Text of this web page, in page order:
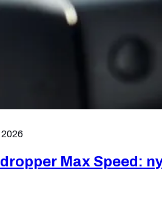
dropper Max Speed: